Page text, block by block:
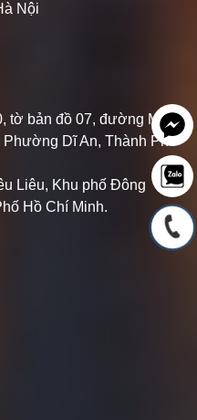
Nội
tờ bản đồ 07, đường Mạch
Dĩ An, Thành Phố
Liêu, Khu phố Đông
Hồ Chí Minh.